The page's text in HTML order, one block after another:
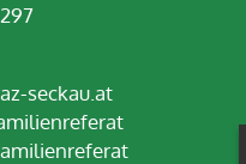
seckau.at